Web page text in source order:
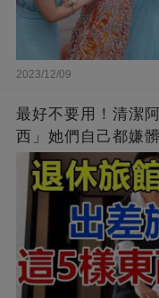
2023/12/09
最好不要用！清潔
西」她們自己都嫌